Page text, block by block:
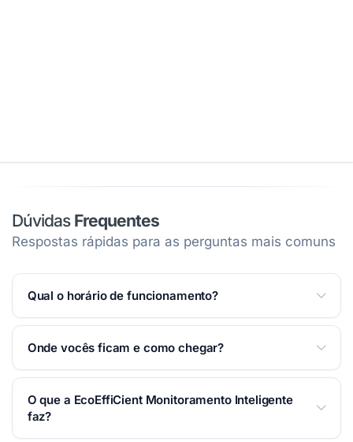
Dúvidas Frequentes
Respostas rápidas para as perguntas mais comuns
Qual o horário de funcionamento?
Atendemos Segunda a Sexta das 08:00 às 17:30.
Ver
Onde vocês ficam e como chegar?
Estamos na Professora Celina Monteiro de Castro,
295 — Chácara São Manoel — Taubaté/SP. Você
O que a EcoEffiCient Monitoramento Inteligente
faz?